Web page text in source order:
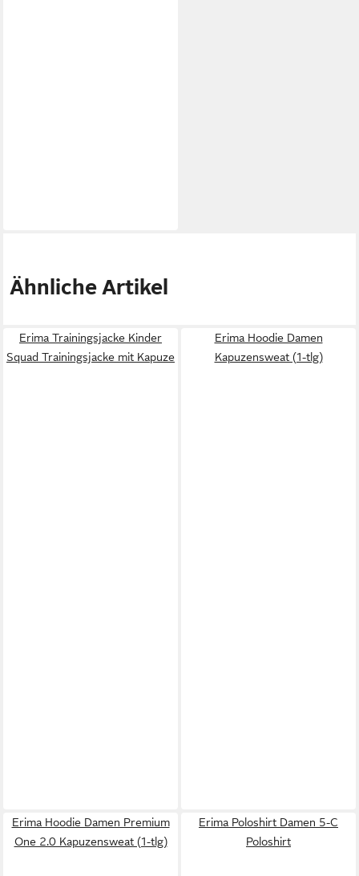
Ähnliche Artikel
Erima Trainingsjacke Kinder
Squad Trainingsjacke mit Kapuze
Erima Hoodie Damen
Kapuzensweat (1-tlg)
Erima Hoodie Damen Premium
One 2.0 Kapuzensweat (1-tlg)
Erima Poloshirt Damen 5-C
Poloshirt